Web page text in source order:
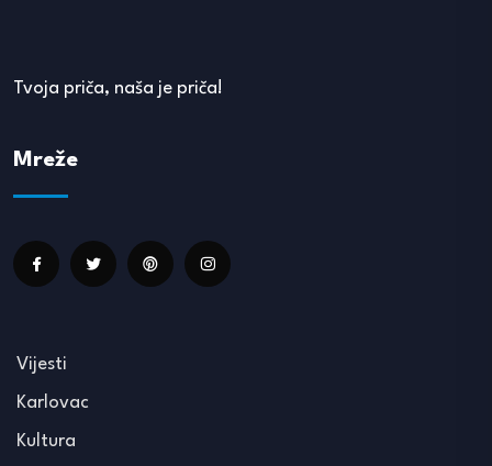
Tvoja priča, naša je priča!
Mreže
Vijesti
Karlovac
Kultura